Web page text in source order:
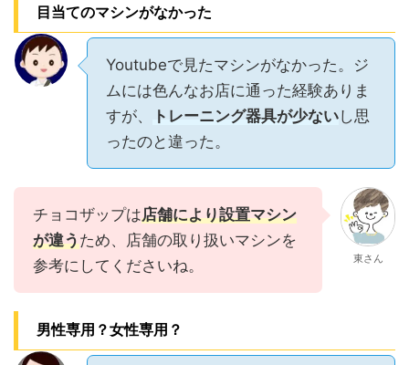
目当てのマシンがなかった
Youtubeで見たマシンがなかった。ジ
ムには色んなお店に通った経験ありま
すが、
トレーニング器具が少ないし思
ったのと違った。
チョコザップは店舗により設置マシン
が違うため、店舗の取り扱いマシンを
参考にしてくださいね。
東さん
男性専用？女性専用？